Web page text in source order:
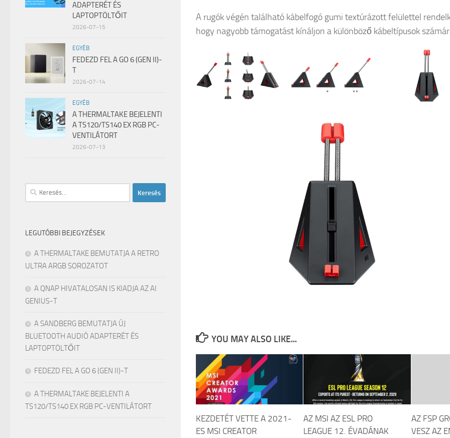
A rugók végén található kábelfogó gumi textúrázott felülettel
hogy nagyobb támogatást kínáljon a különböző kábeltípusok
YOU MAY ALSO LIKE...
KEZDETÉT VETTE A 2021-
ES MSI CREATOR
AZ MSI AZ ESL PRO
LEAGUE 12. ÉVADÁNAK
AZ FSP
VESZ AZ
ADAPTERÉT ÉS
LAPTOPTÖLTŐIT
2026-07-15
EGYÉB
FEDEZD FEL A GO 6 (GEN II)-
T
2026-07-14
EGYÉB
A THERMALTAKE BEJELENTI
A TS120/TS140 EX RGB PC-
VENTILÁTORT
2026-07-13
Keresés:
LEGUTÓBBI BEJEGYZÉSEK
A THERMALTAKE BEMUTATJA A RETRO
ULTRA ARGB SOROZATOT
A QNAP HIVATALOSAN IS KIADJA AZ AI
GENIUS-T
A SANDBERG BEMUTATJA ÚJ
BLUETOOTH AUDIÓ ADAPTERÉT ÉS
LAPTOPTÖLTŐIT
FEDEZD FEL A GO 6 (GEN II)-T
A THERMALTAKE BEJELENTI A
TS120/TS140 EX RGB PC-VENTILÁTORT